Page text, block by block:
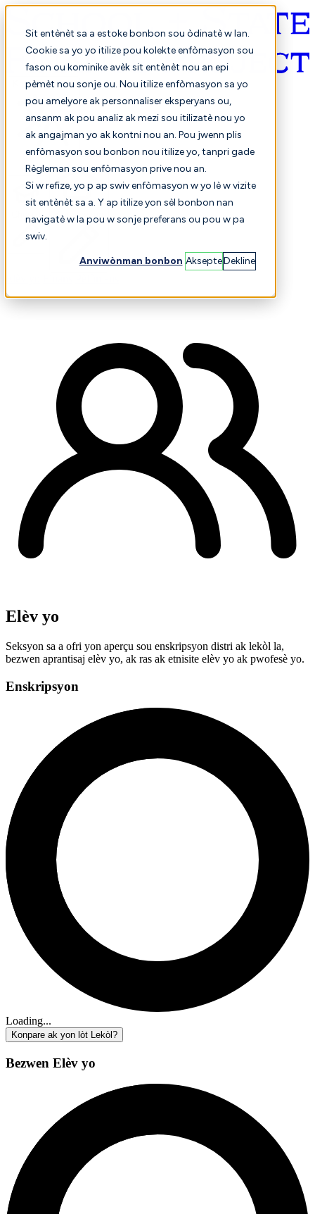
Sit entènèt sa a estoke bonbon sou òdinatè w lan.
Cookie sa yo yo itilize pou kolekte enfòmasyon sou
fason ou kominike avèk sit entènèt nou an epi
pèmèt nou sonje ou. Nou itilize enfòmasyon sa yo
pou amelyore ak personnaliser eksperyans ou,
ansanm ak pou analiz ak mezi sou itilizatè nou yo
ak angajman yo ak kontni nou an. Pou jwenn plis
enfòmasyon sou bonbon nou itilize yo, tanpri gade
Règleman sou enfòmasyon prive nou an.
Si w refize, yo p ap swiv enfòmasyon w yo lè w vizite
sit entènèt sa a. Y ap itilize yon sèl bonbon nan
navigatè w la pou w sonje preferans ou pou w pa
swiv.
Anviwònman bonbon AksepteDekline
Kreyòl ayisyen
Konparezon
Elèv yo
Seksyon sa a ofri yon aperçu sou enskripsyon distri ak lekòl la,
bezwen aprantisaj elèv yo, ak ras ak etnisite elèv yo ak pwofesè yo.
Enskripsyon
Loading...
Konpare ak yon lòt Lekòl?
Bezwen Elèv yo